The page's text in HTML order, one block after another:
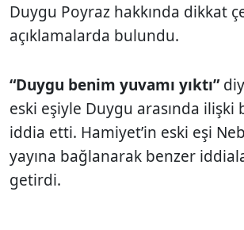
Duygu Poyraz hakkında dikkat
açıklamalarda bulundu.
“Duygu benim yuvamı yıktı”
eski eşiyle Duygu arasında ilişki
iddia etti. Hamiyet’in eski eşi
yayına bağlanarak benzer
getirdi.